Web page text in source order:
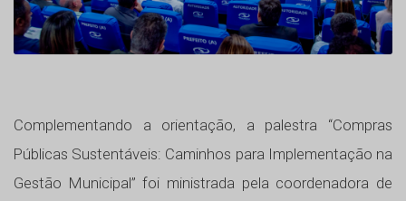
Complementando a orientação, a palestra “Compras
Públicas Sustentáveis: Caminhos para Implementação na
Gestão Municipal” foi ministrada pela coordenadora de